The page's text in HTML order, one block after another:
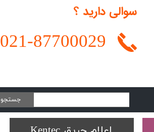
سوالی دارید ؟
021-87700029
جستجو
تجهیزات تست SOLO
دتکتورهای Spectrex